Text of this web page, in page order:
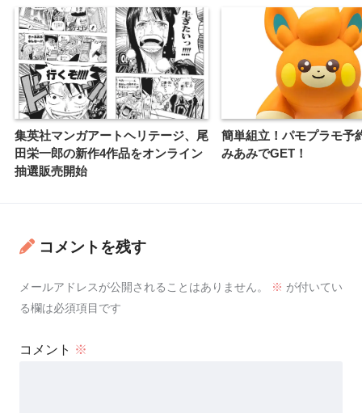
集英社マンガアートヘリテージ、尾
田栄一郎の新作4作品をオンライン
抽選販売開始
簡単組立！パモプラモ予
みあみでGET！
コメントを残す
メールアドレスが公開されることはありません。 ※ が付いてい
る欄は必須項目です
コメント ※